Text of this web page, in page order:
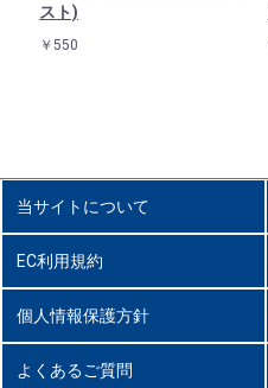
スト)
￥550
当サイトについて
EC利用規約
個人情報保護方針
よくあるご質問